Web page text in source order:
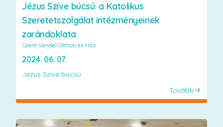
Jézus Szíve búcsú: a Katolikus
Szeretetszolgálat intézményeinek
zarándoklata
Szent Vendel Otthon és Ház
2024. 06. 07.
Jézus Szíve búcsú
Tovább